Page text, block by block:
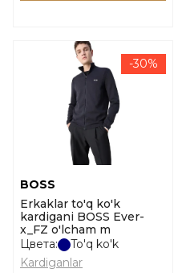
-30%
BOSS
Erkaklar to'q ko'k
kardigani BOSS Ever-
x_FZ o'lcham m
Цвета:
To'q ko'k
Kardiganlar